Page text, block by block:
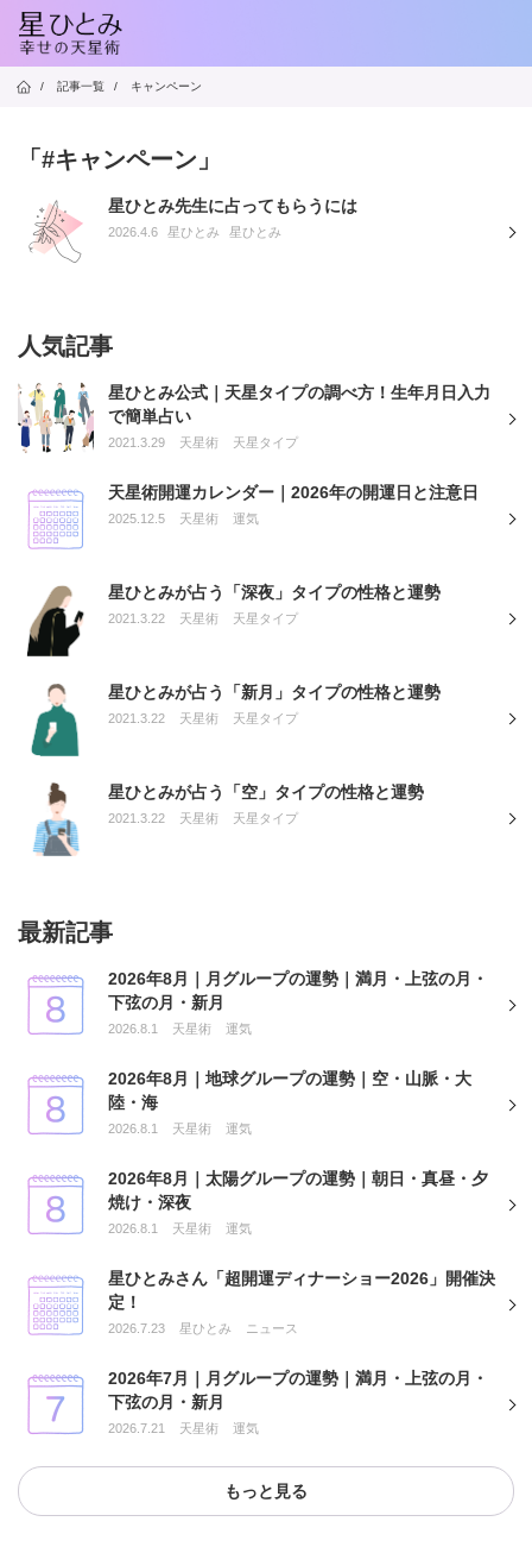
/ 記事一覧 / キャンペーン
「#キャンペーン」
星ひとみ先生に占ってもらうには
2026.4.6 星ひとみ 星ひとみ
人気記事
星ひとみ公式｜天星タイプの調べ方！生年月日入力
で簡単占い
2021.3.29 天星術 天星タイプ
天星術開運カレンダー｜2026年の開運日と注意日
2025.12.5 天星術 運気
星ひとみが占う「深夜」タイプの性格と運勢
2021.3.22 天星術 天星タイプ
星ひとみが占う「新月」タイプの性格と運勢
2021.3.22 天星術 天星タイプ
星ひとみが占う「空」タイプの性格と運勢
2021.3.22 天星術 天星タイプ
最新記事
2026年8月｜月グループの運勢｜満月・上弦の月・
下弦の月・新月
2026.8.1 天星術 運気
2026年8月｜地球グループの運勢｜空・山脈・大
陸・海
2026.8.1 天星術 運気
2026年8月｜太陽グループの運勢｜朝日・真昼・夕
焼け・深夜
2026.8.1 天星術 運気
星ひとみさん「超開運ディナーショー2026」開催決
定！
2026.7.23 星ひとみ ニュース
2026年7月｜月グループの運勢｜満月・上弦の月・
下弦の月・新月
2026.7.21 天星術 運気
もっと見る